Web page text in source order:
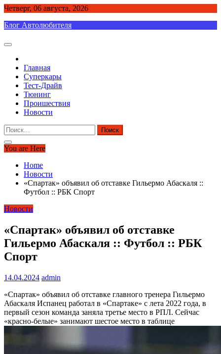
Skip
content
Четверг, 06 августа, 2026
Блог Автолюбителя
Главная
Суперкары
Тест-Драйв
Тюнинг
Проишествия
Новости
Найти:
You are Here
Home
Новости
«Спартак» объявил об отставке Гильермо Абаскаля ::
Футбол :: РБК Спорт
Новости
«Спартак» объявил об отставке
Гильермо Абаскаля :: Футбол :: РБК
Спорт
14.04.2024 admin
«Спартак» объявил об отставке главного тренера Гильермо
Абаскаля Испанец работал в «Спартаке» с лета 2022 года, в
первый сезон команда заняла третье место в РПЛ. Сейчас
«красно-белые» занимают шестое место в таблице